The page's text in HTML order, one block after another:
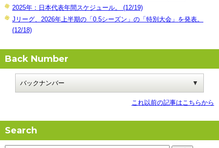
2025年：日本代表年間スケジュール。 (12/19)
Jリーグ、2026年上半期の「0.5シーズン」の「特別大会」を発表。
(12/18)
Back Number
これ以前の記事はこちらから
Search